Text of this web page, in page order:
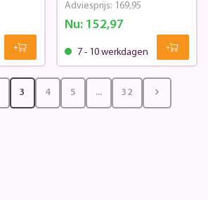
Nu: 152,97
Adviesprijs: 169,95
7 - 10 werkdagen
3 4 5 ... 32